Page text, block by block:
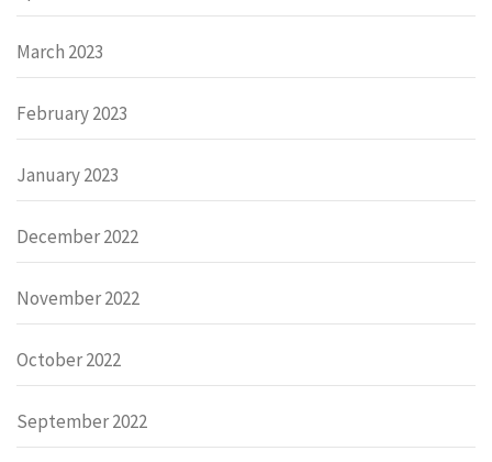
March 2023
February 2023
January 2023
December 2022
November 2022
October 2022
September 2022